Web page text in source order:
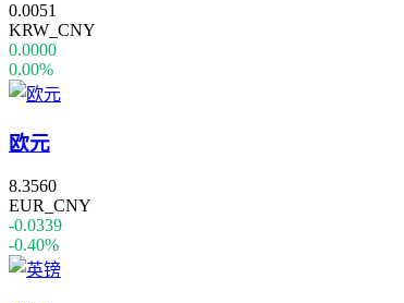
0.0051
KRW_CNY
0.0000
0.00%
欧元
8.3560
EUR_CNY
-0.0339
-0.40%